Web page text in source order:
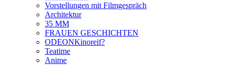
Vorstellungen mit Filmgespräch
Architektur
35 MM
FRAUEN GESCHICHTEN
ODEONKinoreif?
Teatime
Anime